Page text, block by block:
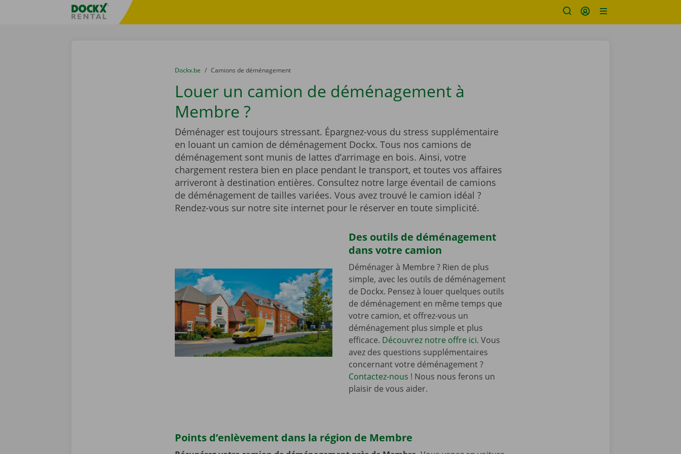
sitename
You are here:
du
Dockx.be to
Camions de déménagement
Louer un camion de déménagement à
Membre ?
Déménager est toujours stressant. Épargnez-vous du stress supplémentaire
en louant un camion de déménagement Dockx. Tous nos camions de
déménagement sont munis de lattes d’arrimage en bois. Ainsi, votre
chargement restera bien en place pendant le transport, et toutes vos affaires
arriveront à destination entières. Consultez notre large éventail de camions
de déménagement de tailles variées. Vous avez trouvé le camion idéal ?
Rendez-vous sur notre site internet pour le réserver en toute simplicité.
Des outils de déménagement
dans votre camion
Déménager à Membre ? Rien de plus
simple, avec les outils de déménagement
de Dockx. Pensez à louer quelques outils
de déménagement en même temps que
votre camion, et offrez-vous un
déménagement plus simple et plus
efficace. Découvrez notre offre ici. Vous
avez des questions supplémentaires
concernant votre déménagement ?
Contactez-nous ! Nous nous ferons un
plaisir de vous aider.
Points d’enlèvement dans la région de Membre